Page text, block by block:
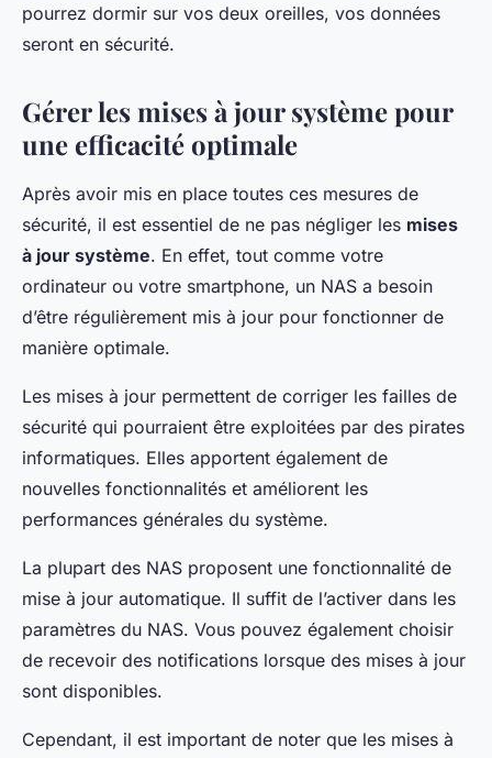
pourrez dormir sur vos deux oreilles, vos données
seront en sécurité.
Gérer les mises à jour système pour
une efficacité optimale
Après avoir mis en place toutes ces mesures de
sécurité, il est essentiel de ne pas négliger les mises
à jour système. En effet, tout comme votre
ordinateur ou votre smartphone, un NAS a besoin
d’être régulièrement mis à jour pour fonctionner de
manière optimale.
Les mises à jour permettent de corriger les failles de
sécurité qui pourraient être exploitées par des pirates
informatiques. Elles apportent également de
nouvelles fonctionnalités et améliorent les
performances générales du système.
La plupart des NAS proposent une fonctionnalité de
mise à jour automatique. Il suffit de l’activer dans les
paramètres du NAS. Vous pouvez également choisir
de recevoir des notifications lorsque des mises à jour
sont disponibles.
Cependant, il est important de noter que les mises à